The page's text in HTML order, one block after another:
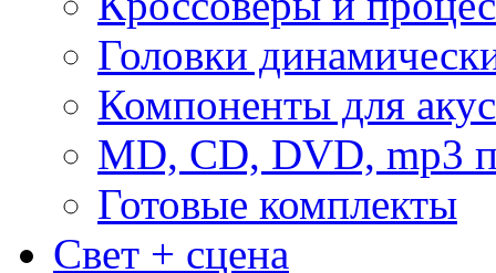
Головки
Компоненты для
MD, CD, DVD, mp3
Готовые комплекты
Свет + сцена